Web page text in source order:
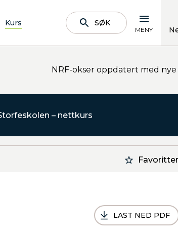
Kurs SØK
MENY
NRF-okser oppdatert med nye
– nettkurs
Favoritter
LAST NED PDF